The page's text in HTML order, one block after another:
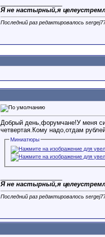
Я не настырный,я
Последний раз редактировалось
Добрый день,форумчане!У меня
четвертая.Кому надо,отдам
Миниатюры
Я не настырный,я
Последний раз редактировалось